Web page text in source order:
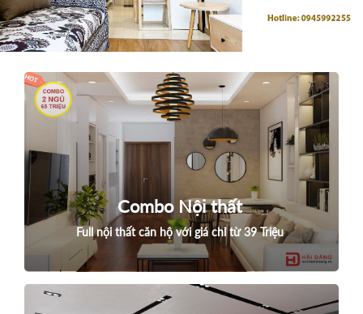
Combo Nội thất
Full nội thất căn hộ với giá chỉ từ 39 Triệu